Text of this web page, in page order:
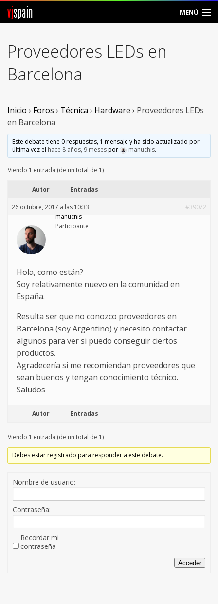
vjspain MENÚ
Foros
Noticias
Vjspain
Ayuda
Contacto
Entrar
Proveedores LEDs en
Barcelona
Inicio › Foros › Técnica › Hardware › Proveedores LEDs
en Barcelona
Este debate tiene 0 respuestas, 1 mensaje y ha sido actualizado por
última vez el hace 8 años, 9 mesespor manuchis.
Viendo 1 entrada (de un total de 1)
Autor Entradas
26 octubre, 2017 a las 10:33
#39072
manuchis
Participante
Hola, como están?
Soy relativamente nuevo en la comunidad en
España.
Resulta ser que no conozco proveedores en
Barcelona (soy Argentino) y necesito contactar
algunos para ver si puedo conseguir ciertos
productos.
Agradecería si me recomiendan proveedores que
sean buenos y tengan conocimiento técnico.
Saludos
Autor Entradas
Viendo 1 entrada (de un total de 1)
Debes estar registrado para responder a este debate.
Nombre de usuario:
Contraseña:
Recordar mi
contraseña
Acceder